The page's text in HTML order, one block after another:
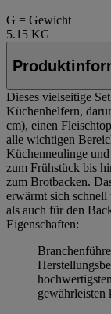
G = Gewicht
5.15 KG
Dieses vielseitige
Küchenhelfern,
cm), einen
alle wichtigen
Küchenneulinge
zum Frühstück bis
zum Brotbacken.
erwärmt sich
als auch für den
Eigenschaften:
gewährleisten